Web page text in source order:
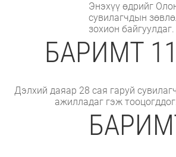
Энэхүү өдрийг
сувилагчдын
зохион байгуулдаг.
БАРИМТ 11
Дэлхий даяар 28 сая гаруй
ажилладаг гэж